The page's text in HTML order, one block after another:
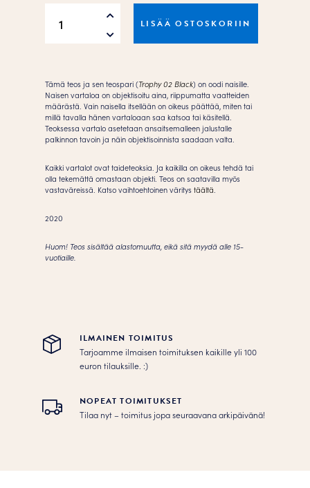
LISÄÄ OSTOSKORIIN
Tämä teos ja sen teospari (Trophy 02 Black) on oodi naisille.
Naisen vartaloa on objektisoitu aina, riippumatta vaatteiden
määrästä. Vain naisella itsellään on oikeus päättää, miten tai
millä tavalla hänen vartaloaan saa katsoa tai käsitellä.
Teoksessa vartalo asetetaan ansaitsemalleen jalustalle
palkinnon tavoin ja näin objektisoinnista saadaan valta.
Kaikki vartalot ovat taideteoksia. Ja kaikilla on oikeus tehdä tai
olla tekemättä omastaan objekti. Teos on saatavilla myös
vastaväreissä. Katso vaihtoehtoinen väritystäältä
2020
Huom! Teos sisältää alastomuutta, eikä sitä myydä alle 15-
vuotiaille.
ILMAINEN TOIMITUS
Tarjoamme ilmaisen toimituksen kaikille yli 100
euron tilauksille. :­­)
NOPEAT TOIMITUKSET
Tilaa nyt – toimitus jopa seuraavana arkipäivänä!